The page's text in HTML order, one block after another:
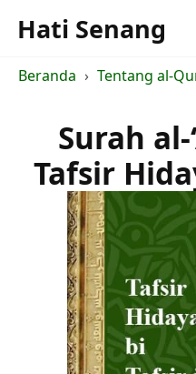
Hati Senang
Beranda Tentang al-
Surah al-
Tafsir